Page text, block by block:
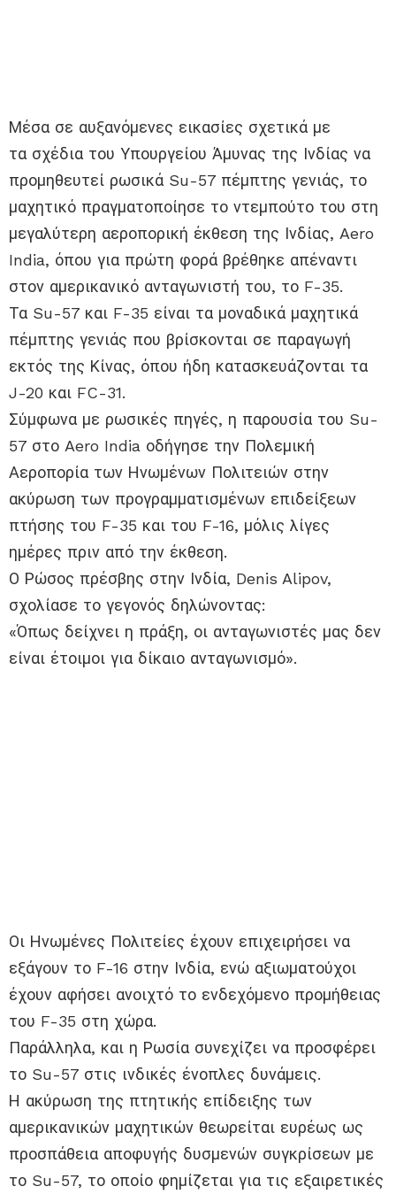
Μέσα σε αυξανόμενες εικασίες σχετικά με
τα σχέδια του Υπουργείου Άμυνας της Ινδίας να
προμηθευτεί ρωσικά Su-57 πέμπτης γενιάς, το
μαχητικό πραγματοποίησε το ντεμπούτο του στη
μεγαλύτερη αεροπορική έκθεση της Ινδίας, Aero
India, όπου για πρώτη φορά βρέθηκε απέναντι
στον αμερικανικό ανταγωνιστή του, το F-35.
Τα Su-57 και F-35 είναι τα μοναδικά μαχητικά
πέμπτης γενιάς που βρίσκονται σε παραγωγή
εκτός της Κίνας, όπου ήδη κατασκευάζονται τα
J-20 και FC-31.
Σύμφωνα με ρωσικές πηγές, η παρουσία του Su-
57 στο Aero India οδήγησε την Πολεμική
Αεροπορία των Ηνωμένων Πολιτειών στην
ακύρωση των προγραμματισμένων επιδείξεων
πτήσης του F-35 και του F-16, μόλις λίγες
ημέρες πριν από την έκθεση.
Ο Ρώσος πρέσβης στην Ινδία, Denis Alipov,
σχολίασε το γεγονός δηλώνοντας:
«Όπως δείχνει η πράξη, οι ανταγωνιστές μας δεν
είναι έτοιμοι για δίκαιο ανταγωνισμό».
Οι Ηνωμένες Πολιτείες έχουν επιχειρήσει να
εξάγουν το F-16 στην Ινδία, ενώ αξιωματούχοι
έχουν αφήσει ανοιχτό το ενδεχόμενο προμήθειας
του F-35 στη χώρα.
Παράλληλα, και η Ρωσία συνεχίζει να προσφέρει
το Su-57 στις ινδικές ένοπλες δυνάμεις.
Η ακύρωση της πτητικής επίδειξης των
αμερικανικών μαχητικών θεωρείται ευρέως ως
προσπάθεια αποφυγής δυσμενών συγκρίσεων με
το Su-57, το οποίο φημίζεται για τις εξαιρετικές